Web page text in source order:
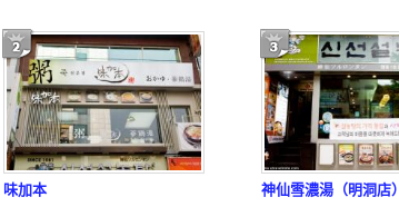
味加本 神仙雪濃湯（明洞店）